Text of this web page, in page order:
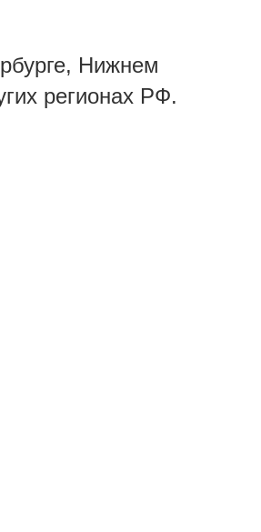
Нижнем
регионах РФ.